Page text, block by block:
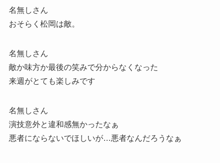
名無しさん
おそらく松岡は敵。
名無しさん
敵か味方か最後の笑みで分からなくなった
来週がとても楽しみです
名無しさん
演技意外と違和感無かったなぁ
悪者にならないでほしいが…悪者なんだろうなぁ